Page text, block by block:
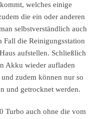
welches einige
die ein oder anderen
selbstverständlich auch
Fall die Reinigungsstation
aufstellen. Schließlich
Akku wieder aufladen
zudem können nur so
und getrocknet werden.
Turbo auch ohne die vom